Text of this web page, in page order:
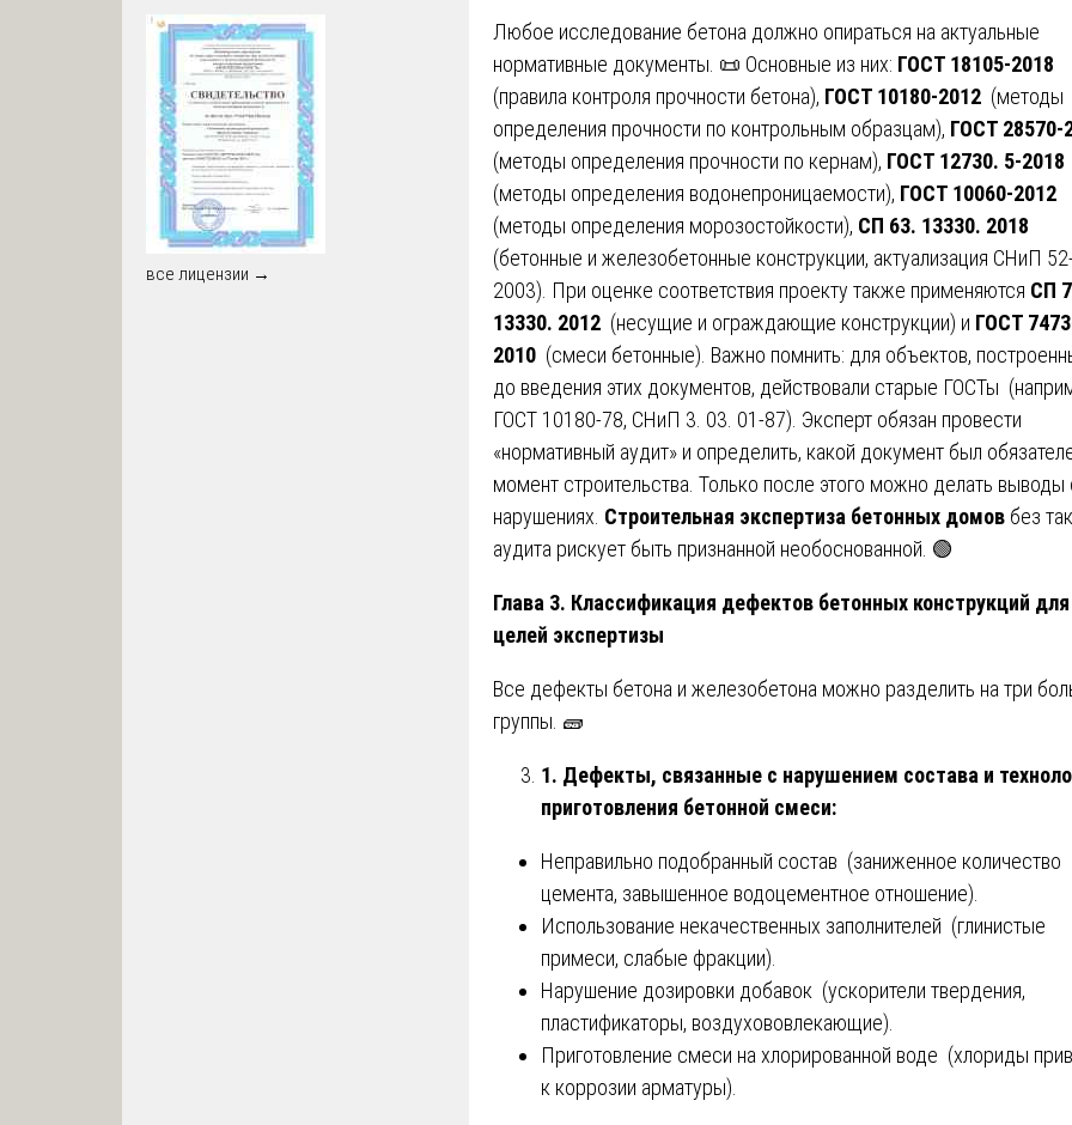
Любое исследование бетона должно опираться на актуальные
нормативные документы. 📜 Основные из них: ГОСТ 18105-2018
(правила контроля прочности бетона), ГОСТ 10180-2012 (методы
определения прочности по контрольным образцам), ГОСТ 28570-
(методы определения прочности по кернам), ГОСТ 12730. 5-2018
(методы определения водонепроницаемости), ГОСТ 10060-2012
(методы определения морозостойкости), СП 63. 13330. 2018
(бетонные и железобетонные конструкции, актуализация СНиП
2003). При оценке соответствия проекту также применяются СП
13330. 2012 (несущие и ограждающие конструкции) и ГОСТ
2010 (смеси бетонные). Важно помнить: для объектов,
до введения этих документов, действовали старые ГОСТы
ГОСТ 10180-78, СНиП 3. 03. 01-87). Эксперт обязан провести
«нормативный аудит» и определить, какой документ был
момент строительства. Только после этого можно делать выводы
нарушениях. Строительная экспертиза бетонных домов без
аудита рискует быть признанной необоснованной. 🟢
Глава 3. Классификация дефектов бетонных конструкций для
целей экспертизы
Все дефекты бетона и железобетона можно разделить на три
группы. 🧱
1. Дефекты, связанные с нарушением состава и
приготовления бетонной смеси:
Неправильно подобранный состав (заниженное количество
цемента, завышенное водоцементное отношение).
Использование некачественных заполнителей (глинистые
примеси, слабые фракции).
Нарушение дозировки добавок (ускорители твердения,
пластификаторы, воздухововлекающие).
Приготовление смеси на хлорированной воде (хлориды
к коррозии арматуры).
все лицензии →